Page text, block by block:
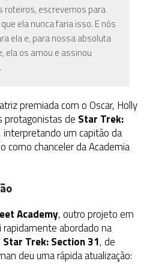
roteiros, escrevemos para
ela nunca faria isso. E nós
ela e, para nossa absoluta
ela os amou e assinou
premiada com o Oscar, Holly
protagonistas de Star Trek:
interpretando um capitão da
como chanceler da Academia
Academy, outro projeto em
abordado na
Star Trek: Section 31, de
deu uma rápida atualização: